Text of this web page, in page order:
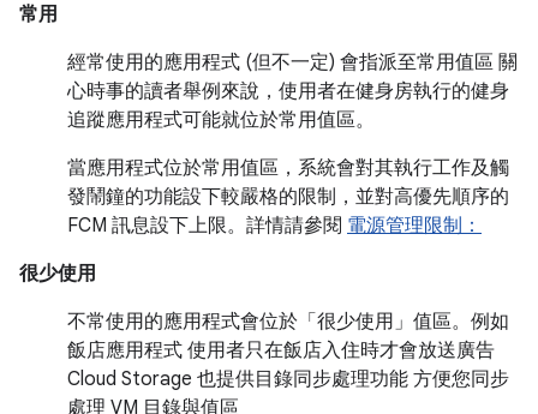
常用
經常使用的應用程式 (但不一定) 會指派至常用值區 關
心時事的讀者舉例來說，使用者在健身房執行的健身
追蹤應用程式可能就位於常用值區。
當應用程式位於常用值區，系統會對其執行工作及觸
發鬧鐘的功能設下較嚴格的限制，並對高優先順序的
FCM 訊息設下上限。詳情請參閱 電源管理限制：
很少使用
不常使用的應用程式會位於「很少使用」值區。例如
飯店應用程式 使用者只在飯店入住時才會放送廣告
Cloud Storage 也提供目錄同步處理功能 方便您同步
處理 VM 目錄與值區